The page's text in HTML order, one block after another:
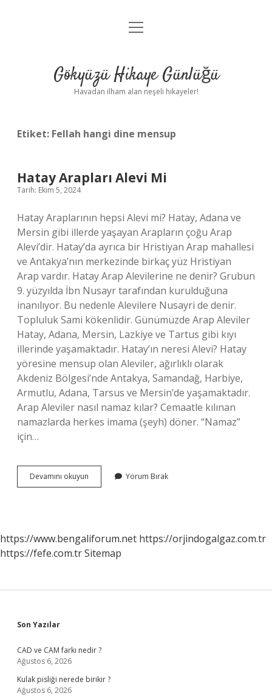
Anasayfa
Yasal Uyarı
menüyü
Gökyüzü Hikaye Günlüğü
Havadan ilham alan neşeli hikayeler!
Etiket: Fellah hangi dine mensup
Hatay Arapları Alevi Mi
Tarih: Ekim 5, 2024
Hatay Araplarının hepsi Alevi mi? Hatay, Adana ve
Mersin gibi illerde yaşayan Arapların çoğu Arap
Alevi’dir. Hatay’da ayrıca bir Hristiyan Arap mahallesi
ve Antakya’nın merkezinde birkaç yüz Hristiyan
Arap vardır. Hatay Arap Alevilerine ne denir? Grubun
9. yüzyılda İbn Nusayr tarafından kurulduğuna
inanılıyor. Bu nedenle Alevilere Nusayri de denir.
Topluluk Sami kökenlidir. Günümüzde Arap Aleviler
Hatay, Adana, Mersin, Lazkiye ve Tartus gibi kıyı
illerinde yaşamaktadır. Hatay’ın neresi Alevi? Hatay
yöresine mensup olan Aleviler, ağırlıklı olarak
Akdeniz Bölgesi’nde Antakya, Samandağ, Harbiye,
Armutlu, Adana, Tarsus ve Mersin’de yaşamaktadır.
Arap Aleviler nasıl namaz kılar? Cemaatle kılınan
namazlarda herkes imama (şeyh) döner. “Namaz”
için…
Devamını okuyun
Arapları
Yorum Bırak
https://www.bengaliforum.net https://orjindogalgaz.com.tr
https://fefe.com.trSitemap
Sidebar
Son Yazılar
CAD ve CAM farkı nedir ?
Ağustos 6, 2026
Kulak pisliği nerede birikir ?
Ağustos 6, 2026